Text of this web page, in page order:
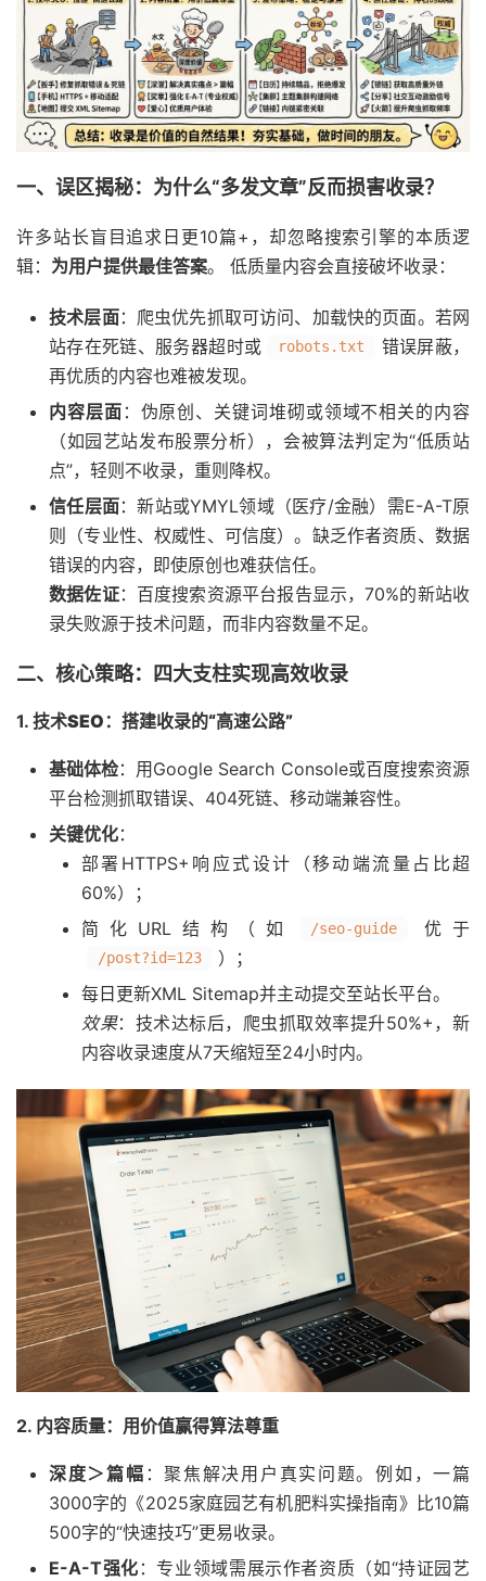
一、误区揭秘：为什么“多发文章”反而损害收录？
许多站长盲目追求日更10篇+，却忽略搜索引擎的本质逻
辑： 为用户提供最佳答案。 低质量内容会直接破坏收录：
技术层面：爬虫优先抓取可访问、加载快的页面。若网
站存在死链、服务器超时或
robots.txt
错误屏蔽，
再优质的内容也难被发现。
内容层面 ：伪原创、关键词堆砌或领域不相关的内容
（如园艺站发布股票分析），会被算法判定为“低质站
点”，轻则不收录，重则降权。
信任层面：新站或YMYL领域（医疗/金融）需E-A-T原
则（专业性、权威性、可信度）。缺乏作者资质、数据
错误的内容，即使原创也难获信任。
数据佐证：百度搜索资源平台报告显示，70%的新站收
录失败源于技术问题，而非内容数量不足。
二、核心策略：四大支柱实现高效收录
1. 技术SEO：搭建收录的“高速公路”
基础体检：用Google Search Console或百度搜索资源
平台检测抓取错误、404死链、移动端兼容性。
关键优化：
部署HTTPS+响应式设计（移动端流量占比超
60%）；
简化URL结构（如
/seo-guide 优于
/post?id=123
）；
每日更新XML Sitemap并主动提交至站长平台。
效果：技术达标后，爬虫抓取效率提升50%+，新
内容收录速度从7天缩短至24小时内。
2. 内容质量：用价值赢得算法尊重
深度＞篇幅 ：聚焦解决用户真实问题。例如，一篇
3000字的《2025家庭园艺有机肥料实操指南》比10篇
500字的“快速技巧”更易收录。
E-A-T强化 ：专业领域需展示作者资质（如“持证园艺